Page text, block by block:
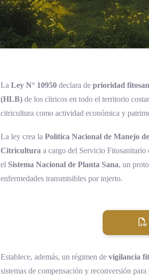
La Ley N° 10950 declara de prioridad
(HLB) de los cítricos en todo el territorio
citricultura como actividad económica y
La ley crea la Política Nacional de Manejo
Citricultura a cargo del Servicio Fitosanitario
el Sistema Nacional de Planta Sana, un
enfermedades transmisibles por injerto.
Establece, además, un régimen de vigilancia
sistemas de compensación y reconversión